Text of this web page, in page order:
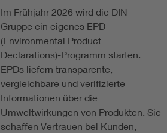
Im Frühjahr 2026 wird die DIN-
Gruppe ein eigenes EPD
(Environmental Product
Declarations)-Programm starten.
EPDs liefern transparente,
vergleichbare und verifizierte
Informationen über die
Umweltwirkungen von Produkten. Sie
schaffen Vertrauen bei Kunden,